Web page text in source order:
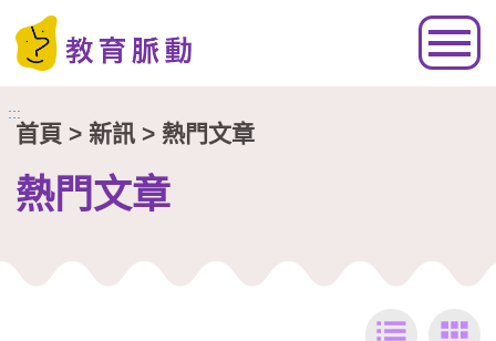
跳到主要內容區塊
:::
首頁 > 新訊 > 熱門文章
熱門文章